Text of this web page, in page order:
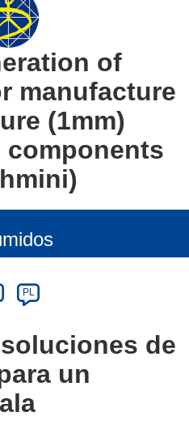
of
manufacture
(1mm)
components
PL
de
un